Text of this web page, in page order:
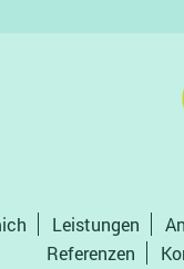
Leistungen
Referenzen